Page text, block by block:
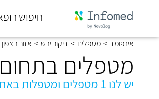
חיפוש
סוף
התפריט
אינפומד > מטפלים > דיקור יבש > אזור הצפון
מטפלים בתחום
יש לנו 1 מטפלים ומטפלות באתר